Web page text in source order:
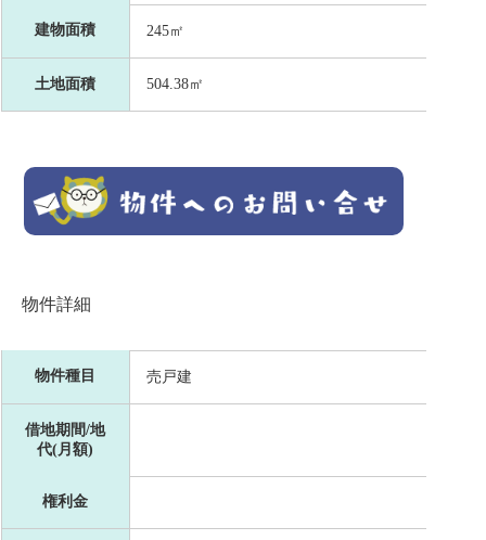
建物面積 245㎡
土地面積 504.38㎡
物件詳細
物件種目 売戸建
借地期間/地
代(月額)
権利金